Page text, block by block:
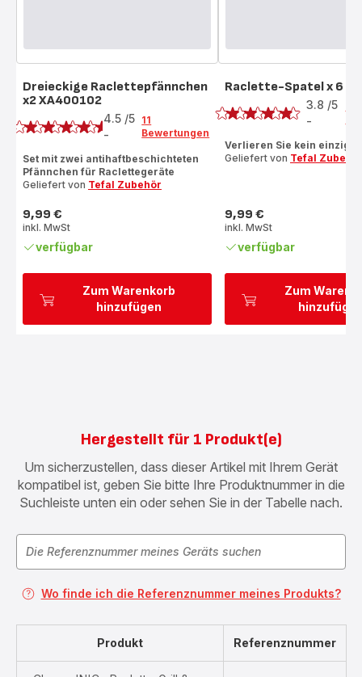
Zum Warenkorb
hinzufügen
Dreieckige Raclettepfännchen
x2 XA400102
Bewertung
4.5 /5
-
11
Bewertungen
Set mit zwei antihaftbeschichteten
Pfännchen für Raclettegeräte
Geliefert von Tefal Zubehör
Preis
9,99 €
inkl. MwSt
verfügbar
Zum
Raclette-Spatel x 6
Bewertung
3.8 /5
-
Verlieren Sie kein
Geliefert von Tefal
Preis
9,99 €
inkl. MwSt
verfügbar
Hergestellt für 1 Produkt(e)
Um sicherzustellen, dass dieser Artikel mit Ihrem Gerät
kompatibel ist, geben Sie bitte Ihre Produktnummer in die
Suchleiste unten ein oder sehen Sie in der Tabelle nach.
Wo finde ich die Referenznummer meines Produkts?
Produkt Referenznummer